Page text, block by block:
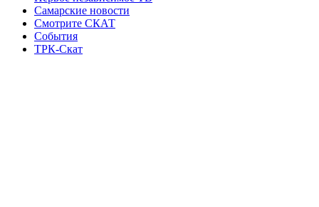
Самарские новости
Смотрите СКАТ
События
ТРК-Скат